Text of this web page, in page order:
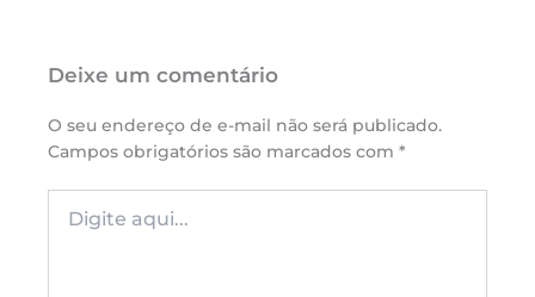
Deixe um comentário
O seu endereço de e-mail não será publicado.
Campos obrigatórios são marcados com*
aqui...